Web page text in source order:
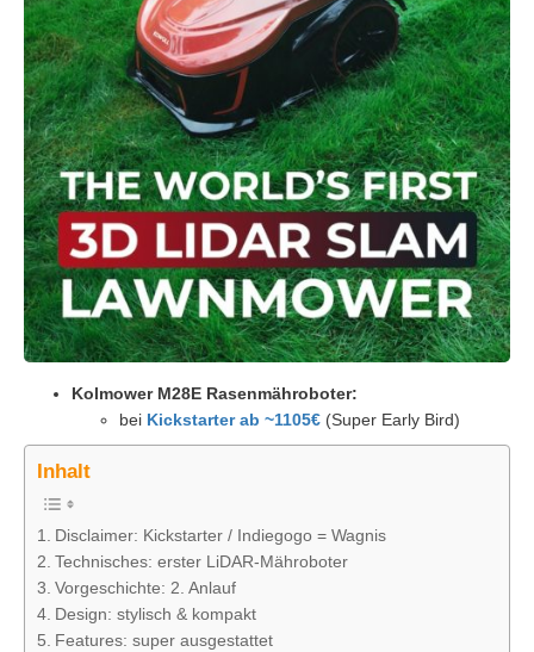
Kolmower M28E Rasenmähroboter:
bei Kickstarter ab ~1105€ (Super Early Bird)
Inhalt
Disclaimer: Kickstarter / Indiegogo = Wagnis
Technisches: erster LiDAR-Mähroboter
Vorgeschichte: 2. Anlauf
Design: stylisch & kompakt
Features: super ausgestattet